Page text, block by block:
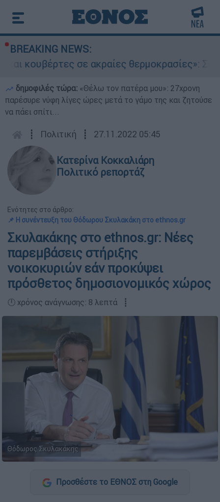
BREAKING NEWS:
σε ακραίες θερμοκρασίες»: Σε
δημοφιλές τώρα: «Θέλω τον πατέρα μου»: 27χρονη
παρέσυρε νύφη λίγες ώρες μετά το γάμο της και ζητούσε
να πάει σπίτι...
┋ Πολιτική ┋ 27.11.2022 05:45
Κατερίνα Κοκκαλιάρη
Πολιτικό ρεπορτάζ
Ενότητες στο άρθρο:
📌 Η συνέντευξη του Θόδωρου Σκυλακάκη στο ethnos.gr
Σκυλακάκης στο ethnos.gr: Νέες
παρεμβάσεις στήριξης
νοικοκυριών εάν προκύψει
πρόσθετος δημοσιονομικός χώρος
🕛 χρόνος ανάγνωσης: 8 λεπτά ┋
Θόδωρος Σκυλακάκης
Προσθέστε το ΕΘΝΟΣ στη Google